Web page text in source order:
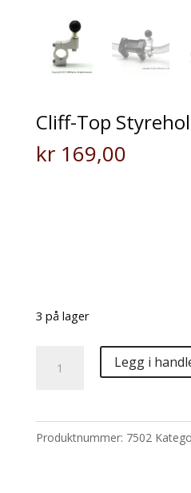
Cliff-Top
kr169,00
3 på lager
antall
Legg i
Produktnummer: 7502